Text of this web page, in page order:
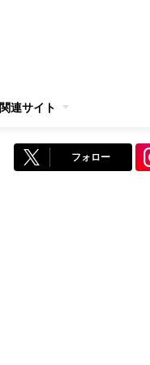
関連サイト
フォロー